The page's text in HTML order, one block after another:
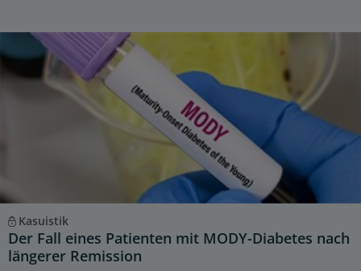
Kasuistik
Der Fall eines Patienten mit MODY-Diabetes nach
längerer Remission